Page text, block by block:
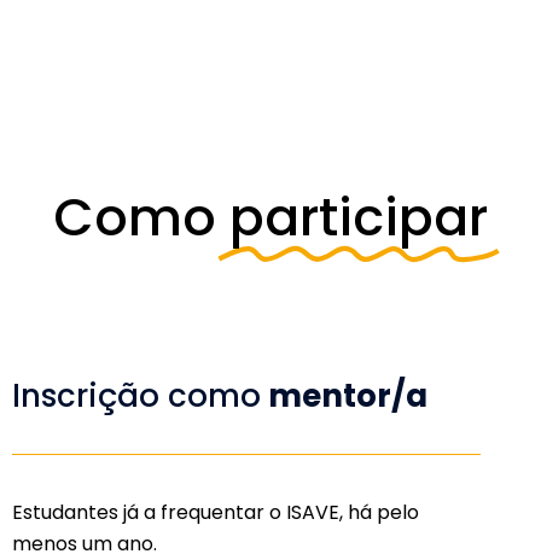
Como participar
Inscrição como mentor/a
Estudantes já a frequentar o ISAVE, há pelo
menos um ano.